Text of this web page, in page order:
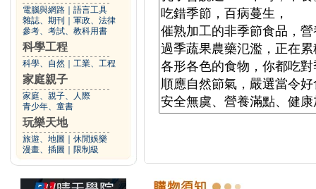
電腦與網路
語言工具
雜誌、期刊
軍政、法律
參考、考試、教科用書
科學工程
科學、自然 工業、工程
家庭親子
家庭、親子、人際
青少年、童書
玩樂天地
旅遊、地圖
休閒娛樂
漫畫、插圖
限制級